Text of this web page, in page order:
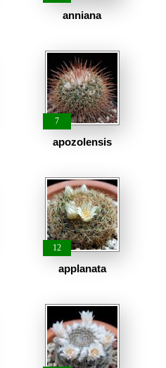
anniana
7
apozolensis
12
applanata